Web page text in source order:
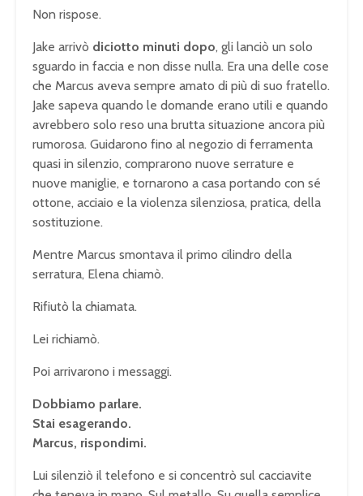
Non rispose.
Jake arrivò diciotto minuti dopo, gli lanciò un solo
sguardo in faccia e non disse nulla. Era una delle cose
che Marcus aveva sempre amato di più di suo fratello.
Jake sapeva quando le domande erano utili e quando
avrebbero solo reso una brutta situazione ancora più
rumorosa. Guidarono fino al negozio di ferramenta
quasi in silenzio, comprarono nuove serrature e
nuove maniglie, e tornarono a casa portando con sé
ottone, acciaio e la violenza silenziosa, pratica, della
sostituzione.
Mentre Marcus smontava il primo cilindro della
serratura, Elena chiamò.
Rifiutò la chiamata.
Lei richiamò.
Poi arrivarono i messaggi.
Dobbiamo parlare.
Stai esagerando.
Marcus, rispondimi.
Lui silenziò il telefono e si concentrò sul cacciavite